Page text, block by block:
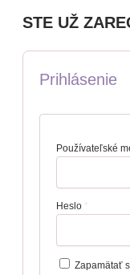
STE UŽ
Prihlásenie
Používateľské
Heslo *
Zapamätať